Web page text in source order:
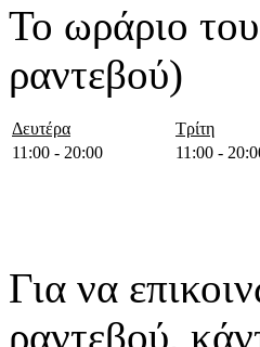
Το ωράριο του
ραντεβού)
Δευτέρα Τρίτη
11:00 - 20:00
11:00 -
Για να
ραντεβού,